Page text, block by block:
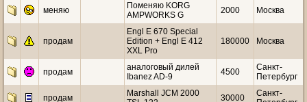
меняю
Поменяю KORG
AMPWORKS G
2000 Москва
продам
Engl E 670 Special
Edition + Engl E 412
XXL Pro
180000 Москва
продам
аналоговый дилей
Ibanez AD-9
4500
Санкт-
Петербург
продам
Marshall JCM 2000
30000
Санкт-